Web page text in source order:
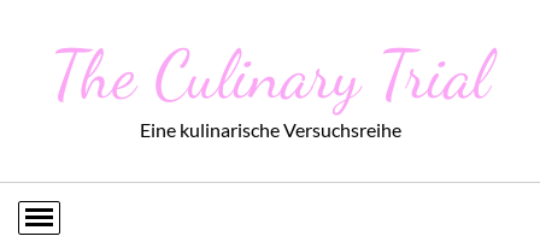
The Culinary Trial
Eine kulinarische Versuchsreihe